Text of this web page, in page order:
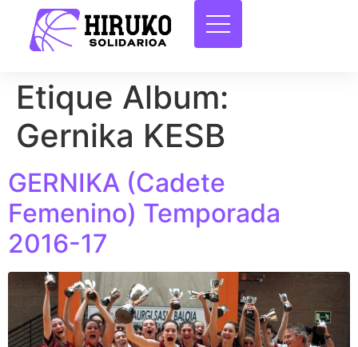
Etique Album:
Gernika KESB
GERNIKA (Cadete
Femenino) Temporada
2016-17